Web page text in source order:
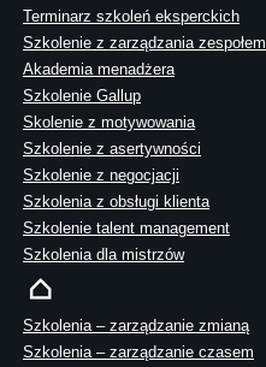
Terminarz szkoleń eksperckich
Szkolenie z zarządzania zespołem
Akademia menadżera
Szkolenie Gallup
Skolenie z motywowania
Szkolenie z asertywności
Szkolenie z negocjacji
Szkolenia z obsługi klienta
Szkolenie talent management
Szkolenia dla mistrzów
Szkolenia – zarządzanie zmianą
Szkolenia – zarządzanie czasem